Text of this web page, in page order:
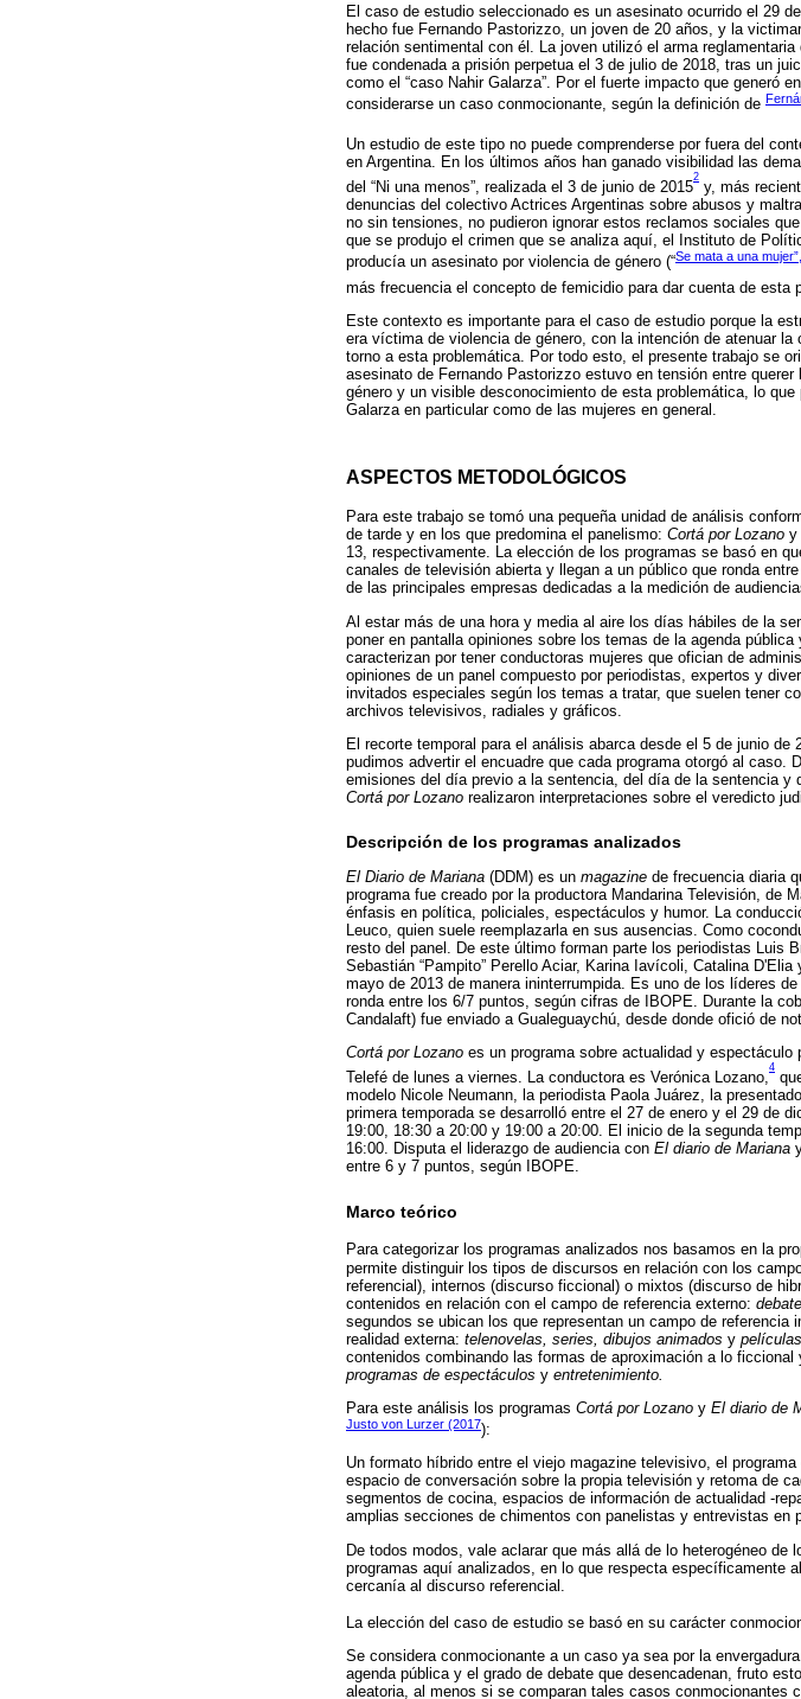
El caso de estudio seleccionado es un asesinato ocurrido el 29
hecho fue Fernando Pastorizzo, un joven de 20 años, y la
relación sentimental con él. La joven utilizó el arma
fue condenada a prisión perpetua el 3 de julio de 2018, tras un
como el “caso Nahir Galarza”. Por el fuerte impacto que generó
considerarse un caso conmocionante, según la definición de
Un estudio de este tipo no puede comprenderse por fuera del
en Argentina. En los últimos años han ganado visibilidad las
del “Ni una menos”, realizada el 3 de junio de 2015
2
y, más
denuncias del colectivo Actrices Argentinas sobre abusos y
no sin tensiones, no pudieron ignorar estos reclamos sociales
que se produjo el crimen que se analiza aquí, el Instituto de
producía un asesinato por violencia de género (“Se mata a una
más frecuencia el concepto de femicidio para dar cuenta de esta
Este contexto es importante para el caso de estudio porque la
era víctima de violencia de género, con la intención de atenuar
torno a esta problemática. Por todo esto, el presente trabajo se
asesinato de Fernando Pastorizzo estuvo en tensión entre
género y un visible desconocimiento de esta problemática, lo
Galarza en particular como de las mujeres en general.
ASPECTOS METODOLÓGICOS
Para este trabajo se tomó una pequeña unidad de análisis
de tarde y en los que predomina el panelismo: Cortá por Lozano y
13, respectivamente. La elección de los programas se basó en
canales de televisión abierta y llegan a un público que ronda
de las principales empresas dedicadas a la medición de
Al estar más de una hora y media al aire los días hábiles de la
poner en pantalla opiniones sobre los temas de la agenda
caracterizan por tener conductoras mujeres que ofician de
opiniones de un panel compuesto por periodistas, expertos y
invitados especiales según los temas a tratar, que suelen tener
archivos televisivos, radiales y gráficos.
El recorte temporal para el análisis abarca desde el 5 de junio
pudimos advertir el encuadre que cada programa otorgó al
emisiones del día previo a la sentencia, del día de la sentencia y
Cortá por Lozano realizaron interpretaciones sobre el veredicto
Descripción de los programas analizados
El Diario de Mariana (DDM) es un magazine de frecuencia diaria
programa fue creado por la productora Mandarina Televisión, de
énfasis en política, policiales, espectáculos y humor. La
Leuco, quien suele reemplazarla en sus ausencias. Como
resto del panel. De este último forman parte los periodistas Luis
Sebastián “Pampito” Perello Aciar, Karina Iavícoli, Catalina
mayo de 2013 de manera ininterrumpida. Es uno de los líderes
ronda entre los 6/7 puntos, según cifras de IBOPE. Durante la
Candalaft) fue enviado a Gualeguaychú, desde donde ofició de
Cortá por Lozano es un programa sobre actualidad y
Telefé de lunes a viernes. La conductora es Verónica Lozano,
4
modelo Nicole Neumann, la periodista Paola Juárez, la
primera temporada se desarrolló entre el 27 de enero y el 29 de
19:00, 18:30 a 20:00 y 19:00 a 20:00. El inicio de la segunda
16:00. Disputa el liderazgo de audiencia con El diario de Mariana
entre 6 y 7 puntos, según IBOPE.
Marco teórico
Para categorizar los programas analizados nos basamos en la
permite distinguir los tipos de discursos en relación con los
referencial), internos (discurso ficcional) o mixtos (discurso de
contenidos en relación con el campo de referencia externo:
segundos se ubican los que representan un campo de
realidad externa: telenovelas, series, dibujos animados y películas.
contenidos combinando las formas de aproximación a lo ficcional
programas de espectáculos y entretenimiento.
Para este análisis los programas Cortá por Lozano y El diario de
Justo von Lurzer (2017):
Un formato híbrido entre el viejo magazine televisivo, el
espacio de conversación sobre la propia televisión y retoma de
segmentos de cocina, espacios de información de actualidad -
amplias secciones de chimentos con panelistas y entrevistas en
De todos modos, vale aclarar que más allá de lo heterogéneo de
programas aquí analizados, en lo que respecta específicamente
cercanía al discurso referencial.
La elección del caso de estudio se basó en su carácter
Se considera conmocionante a un caso ya sea por la
agenda pública y el grado de debate que desencadenan, fruto
aleatoria, al menos si se comparan tales casos conmocionantes